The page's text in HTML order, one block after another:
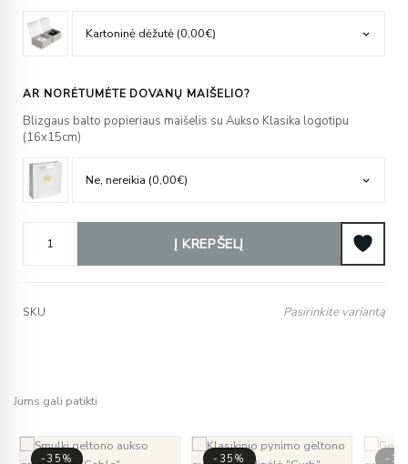
AR NORĖTUMĖTE DOVANŲ MAIŠELIO?
Blizgaus balto popieriaus maišelis su Aukso Klasika logotipu
(16x15cm)
Į KREPŠELĮ
SKU Pasirinkite variantą
Jums gali patikti
-35% -35% -